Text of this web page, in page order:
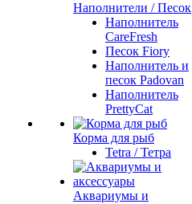
Наполнители / Песок
Наполнитель
CareFresh
Песок Fiory
Наполнитель и
песок Padovan
Наполнитель
PrettyCat
Корма для рыб
Tetra / Тетра
Аквариумы и